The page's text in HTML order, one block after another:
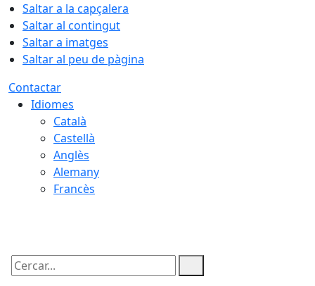
Saltar a la capçalera
Saltar al contingut
Saltar a imatges
Saltar al peu de pàgina
Contactar
Idiomes
Català
Castellà
Anglès
Alemany
Francès
Cercar: